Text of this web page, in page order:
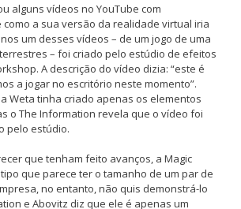
alguns vídeos no YouTube com
a sua versão da realidade virtual iria
um desses vídeos – de um jogo de uma
– foi criado pelo estúdio de efeitos
A descrição do vídeo dizia: “este é
a jogar no escritório neste momento”.
Weta tinha criado apenas os elementos
o The Information revela que o vídeo foi
pelo estúdio.
que tenham feito avanços, a Magic
que parece ter o tamanho de um par de
no entanto, não quis demonstrá-lo
e Abovitz diz que ele é apenas um